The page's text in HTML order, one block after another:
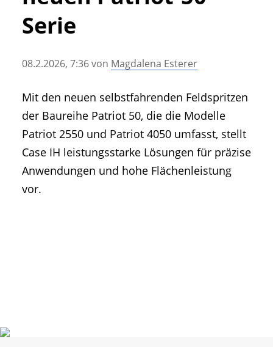
• Messen und Veranstaltungen
• Agritechnica Neuheiten Archiv
Serie
08.2.2026, 7:36von Magdalena Esterer
Mit den neuen selbstfahrenden Feldspritzen
der Baureihe Patriot 50, die die Modelle
Patriot 2550 und Patriot 4050 umfasst, stellt
Case IH leistungsstarke Lösungen für präzise
Anwendungen und hohe Flächenleistung
vor.